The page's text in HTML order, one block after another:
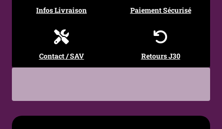
Infos Livraison Paiement Sécurisé
Contact / SAV Retours J30